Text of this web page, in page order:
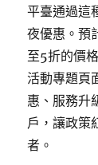
平臺通過這
夜優惠。預
至5折的價
活動專題頁
惠、服務升
戶，讓政策
者。